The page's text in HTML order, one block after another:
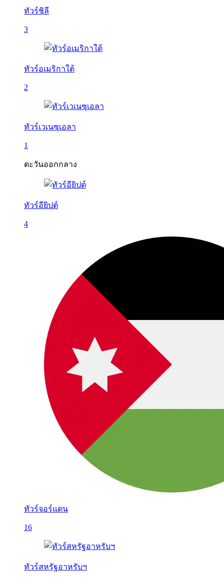
ทัวร์ชิลี
3
ทัวร์อเมริกาใต้
2
ทัวร์เวเนซุเอลา
1
ตะวันออกกลาง
ทัวร์อียิปต์
4
ทัวร์จอร์แดน
16
ทัวร์สหรัฐอาหรับฯ